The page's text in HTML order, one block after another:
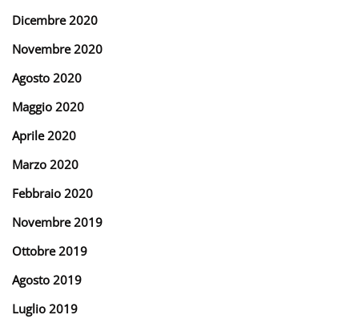
Dicembre 2020
Novembre 2020
Agosto 2020
Maggio 2020
Aprile 2020
Marzo 2020
Febbraio 2020
Novembre 2019
Ottobre 2019
Agosto 2019
Luglio 2019